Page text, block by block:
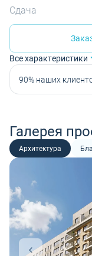
Сдача
Все характеристики
90% наших
Галерея
Архитектура